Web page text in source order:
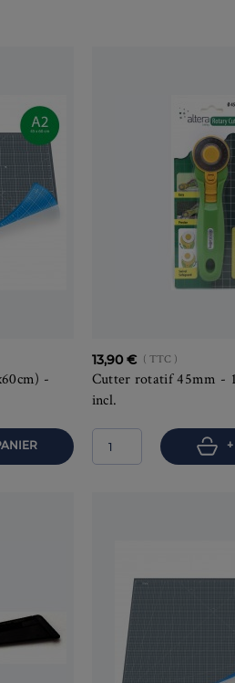
-
13,90 € ( TTC )
Cutter rotatif 45mm -
incl.